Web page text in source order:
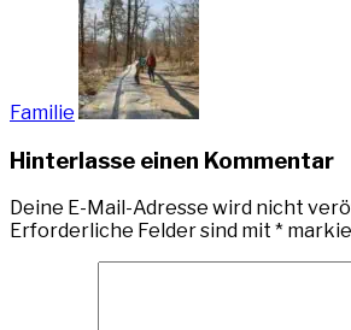
Familie
Hinterlasse einen Kommentar
Deine E-Mail-Adresse wird nicht
Erforderliche Felder sind mit *